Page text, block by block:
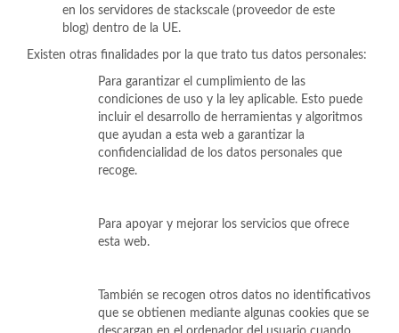
en los servidores de stackscale (proveedor de este
blog) dentro de la UE.
Existen otras finalidades por la que trato tus datos personales:
Para garantizar el cumplimiento de las
condiciones de uso y la ley aplicable. Esto puede
incluir el desarrollo de herramientas y algoritmos
que ayudan a esta web a garantizar la
confidencialidad de los datos personales que
recoge.
Para apoyar y mejorar los servicios que ofrece
esta web.
También se recogen otros datos no identificativos
que se obtienen mediante algunas cookies que se